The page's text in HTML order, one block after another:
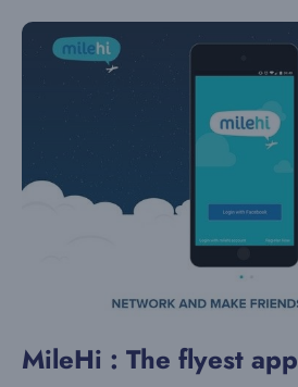
MileHi : The flyest app